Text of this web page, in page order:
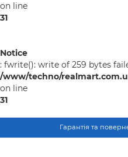
on line
31
Notice
: fwrite(): write of 259 bytes
/www/techno/
on line
31
Гарантія та